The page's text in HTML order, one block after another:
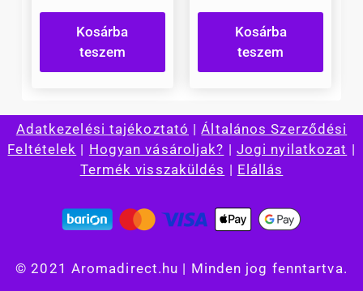
Kosárba
teszem
Kosárba
teszem
Adatkezelési tajékoztató |Általános Szerződési
Feltételek | Hogyan vásároljak? | Jogi nyilatkozat |
Termék visszaküldés | Elállás
© 2021 Aromadirect.hu | Minden jog fenntartva.